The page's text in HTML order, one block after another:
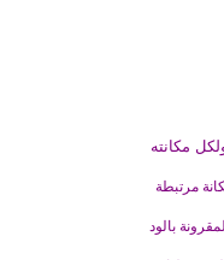
مكانته
مرتبطة
بالود